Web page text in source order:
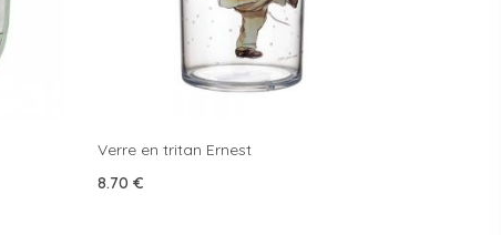
Verre en tritan Ernest
8.70 €